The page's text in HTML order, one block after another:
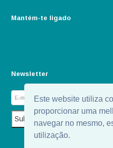
Este website utiliza
proporcionar uma
navegar no mesmo,
utilização.
Mantém-te ligado
Newsletter